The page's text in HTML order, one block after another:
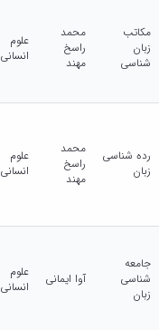
مکاتب
زبان
شناسی
محمد
راسخ
مهند
علوم
انسانی
رده شناسی
زبان
محمد
راسخ
مهند
علوم
انسانی
جامعه
شناسی
زبان
آوا ایمانی
علوم
انسانی